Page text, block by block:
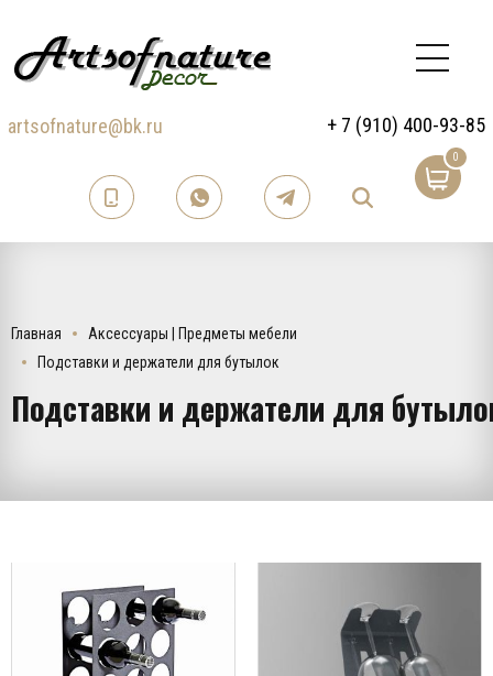
artsofnature@bk.ru + 7 (910) 400-93-85
0
Главная
Аксессуары | Предметы мебели
Подставки и держатели для бутылок
Подставки и держатели для